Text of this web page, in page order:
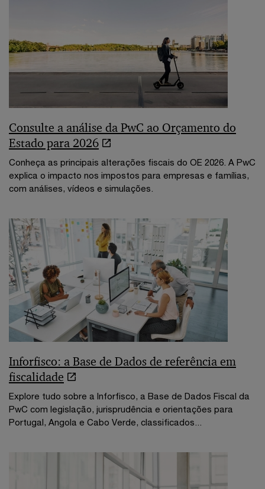
Consulte a análise da PwC ao Orçamento do
Estado para 2026
Conheça as principais alterações fiscais do OE 2026. A PwC
explica o impacto nos impostos para empresas e famílias,
com análises, vídeos e simulações.
Inforfisco: a Base de Dados de referência em
fiscalidade
Explore tudo sobre a Inforfisco, a Base de Dados Fiscal da
PwC com legislação, jurisprudência e orientações para
Portugal, Angola e Cabo Verde, classificados...